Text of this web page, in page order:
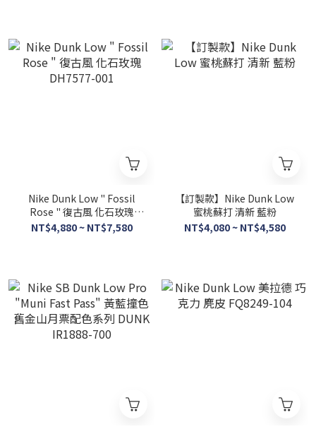
Nike Dunk Low " Fossil
Rose " 復古風 化石玫瑰
DH7577-001
NT$4,880 ~ NT$7,580
【訂製款】Nike Dunk Low
蜜桃蘇打 清新 藍粉
NT$4,080 ~ NT$4,580